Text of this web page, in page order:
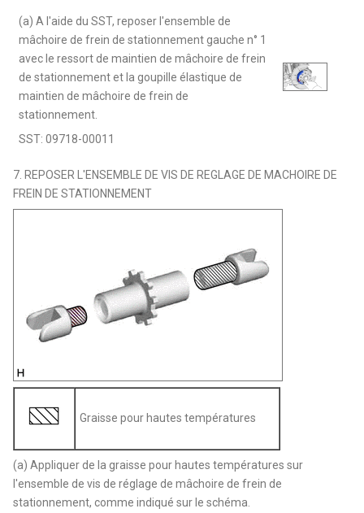
(a) A l'aide du SST, reposer l'ensemble de
mâchoire de frein de stationnement gauche n° 1
avec le ressort de maintien de mâchoire de frein
de stationnement et la goupille élastique de
maintien de mâchoire de frein de
stationnement.
SST: 09718-00011
7. REPOSER L'ENSEMBLE DE VIS DE REGLAGE DE MACHOIRE DE
FREIN DE STATIONNEMENT
Graisse pour hautes températures
(a) Appliquer de la graisse pour hautes températures sur
l'ensemble de vis de réglage de mâchoire de frein de
stationnement, comme indiqué sur le schéma.